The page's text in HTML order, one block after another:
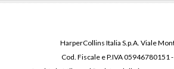
HarperCollins Italia S.p.A. Viale
Cod. Fiscale e P.IVA 05946780151